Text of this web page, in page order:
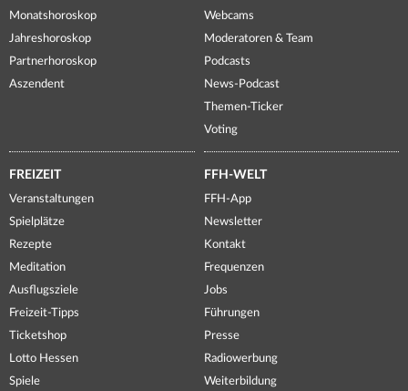
Monatshoroskop
Jahreshoroskop
Partnerhoroskop
Aszendent
Webcams
Moderatoren & Team
Podcasts
News-Podcast
Themen-Ticker
Voting
FREIZEIT
Veranstaltungen
Spielplätze
Rezepte
Meditation
Ausflugsziele
Freizeit-Tipps
Ticketshop
Lotto Hessen
Spiele
FFH-WELT
FFH-App
Newsletter
Kontakt
Frequenzen
Jobs
Führungen
Presse
Radiowerbung
Weiterbildung